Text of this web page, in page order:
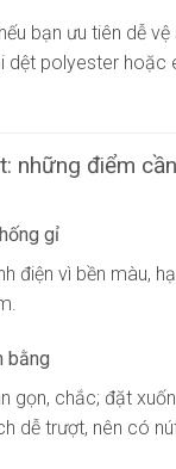
bạn ưu tiên dễ
dệt polyester hoặc
những điểm
gỉ
điện vì bền màu,
bằng
gọn, chắc; đặt
dễ trượt, nên có